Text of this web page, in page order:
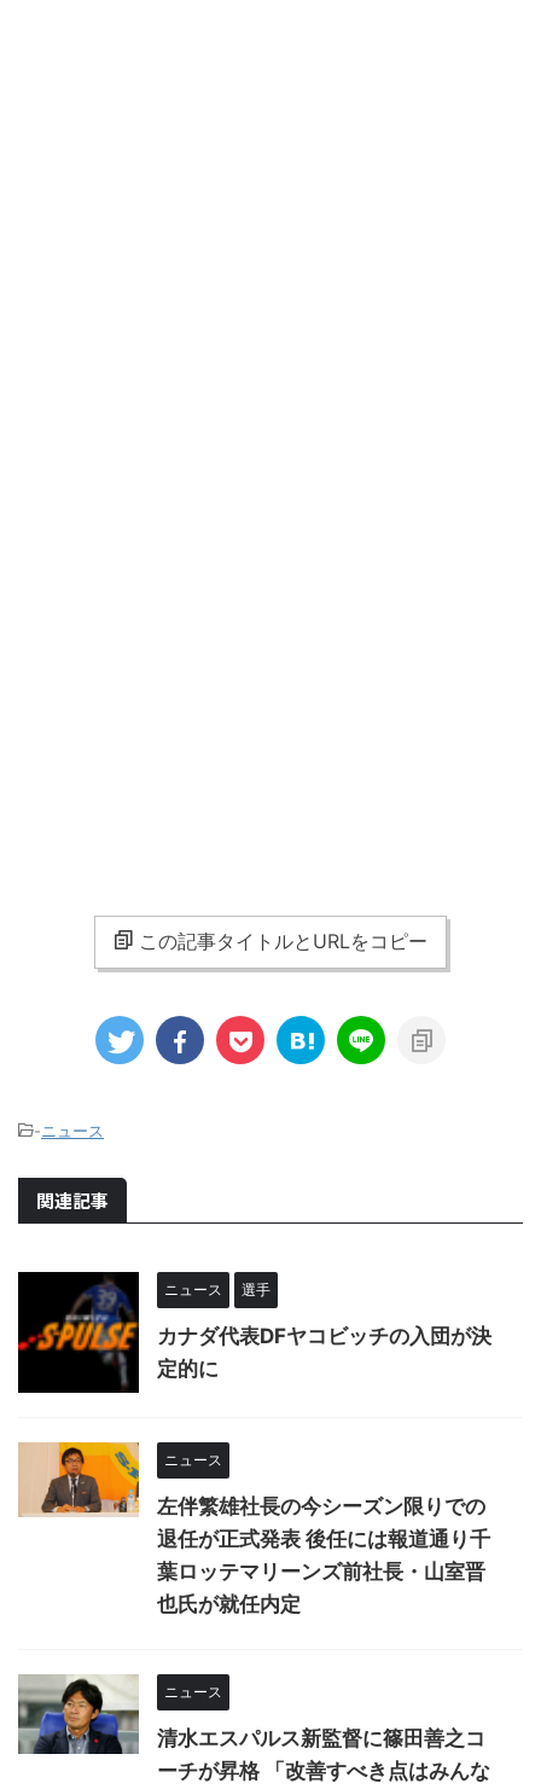
この記事タイトルとURLをコピー
-ニュース
関連記事
ニュース 選手
カナダ代表DFヤコビッチの入団が決
定的に
ニュース
左伴繁雄社長の今シーズン限りでの
退任が正式発表 後任には報道通り千
葉ロッテマリーンズ前社長・山室晋
也氏が就任内定
ニュース
清水エスパルス新監督に篠田善之コ
ーチが昇格 「改善すべき点はみんな